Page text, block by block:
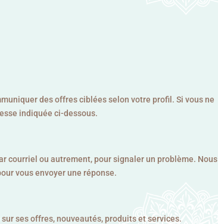
des offres ciblées selon votre profil. Si vous ne
indiquée ci-dessous.
courriel ou autrement, pour signaler un problème. Nous
vous envoyer une réponse.
ses offres, nouveautés, produits et services.